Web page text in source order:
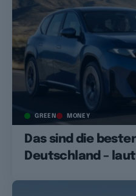
GREEN MONEY
Das sind die
Deutschland – laut